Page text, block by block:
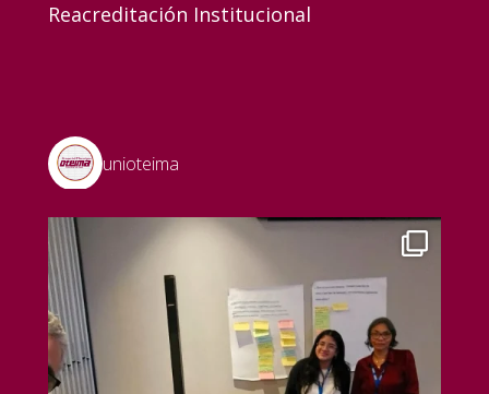
Reacreditación Institucional
unioteima